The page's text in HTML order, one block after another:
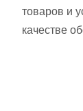
товаров и
качестве